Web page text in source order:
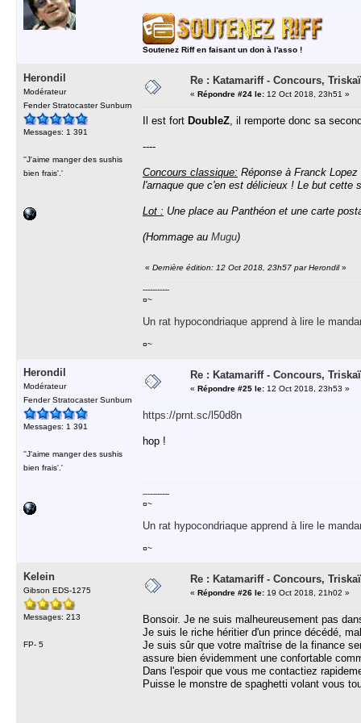
Soutenez Riff en faisant un don à l'asso !
Herondil
Modérateur
Fender Stratocaster Sunburn
Messages: 1 391
''J'aime manger des sushis
bien frais'.'
Re : Katamariff - Concours,
« Répondre #24 le: 12 Oct 2018, 23h51 »
Il est fort DoubleZ, il remporte donc sa
----
Concours classique: Réponse à Franck
l'arnaque que c'en est délicieux ! Le but cette
Lot : Une place au Panthéon et une carte
(Hommage au Mugu)
« Dernière édition: 12 Oct 2018, 23h57 par Herondil»
-----------
¤~
Un rat hypocondriaque apprend à lire le
¤~
Herondil
Modérateur
Fender Stratocaster Sunburn
Messages: 1 391
''J'aime manger des sushis
bien frais'.'
Re : Katamariff - Concours,
« Répondre #25 le: 12 Oct 2018, 23h53 »
https://prnt.sc/l50d8n
hop !
-----------
¤~
Un rat hypocondriaque apprend à lire le
¤~
Kelein
Gibson EDS-1275
Messages: 213
FP- 5
Re : Katamariff - Concours,
« Répondre #26 le: 19 Oct 2018, 21h02 »
Bonsoir. Je ne suis malheureusement pas
Je suis le riche héritier d'un prince décédé,
Je suis sûr que votre maîtrise de la finance
assure bien évidemment une confortable
Dans l'espoir que vous me contactiez
Puisse le monstre de spaghetti volant vous